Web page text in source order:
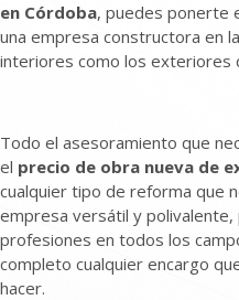
en Córdoba, puedes ponerte
una empresa constructora en
interiores como los exteriores
Todo el asesoramiento que
el precio de obra nueva de
cualquier tipo de reforma que
empresa versátil y
profesiones en todos los
completo cualquier encargo
hacer.